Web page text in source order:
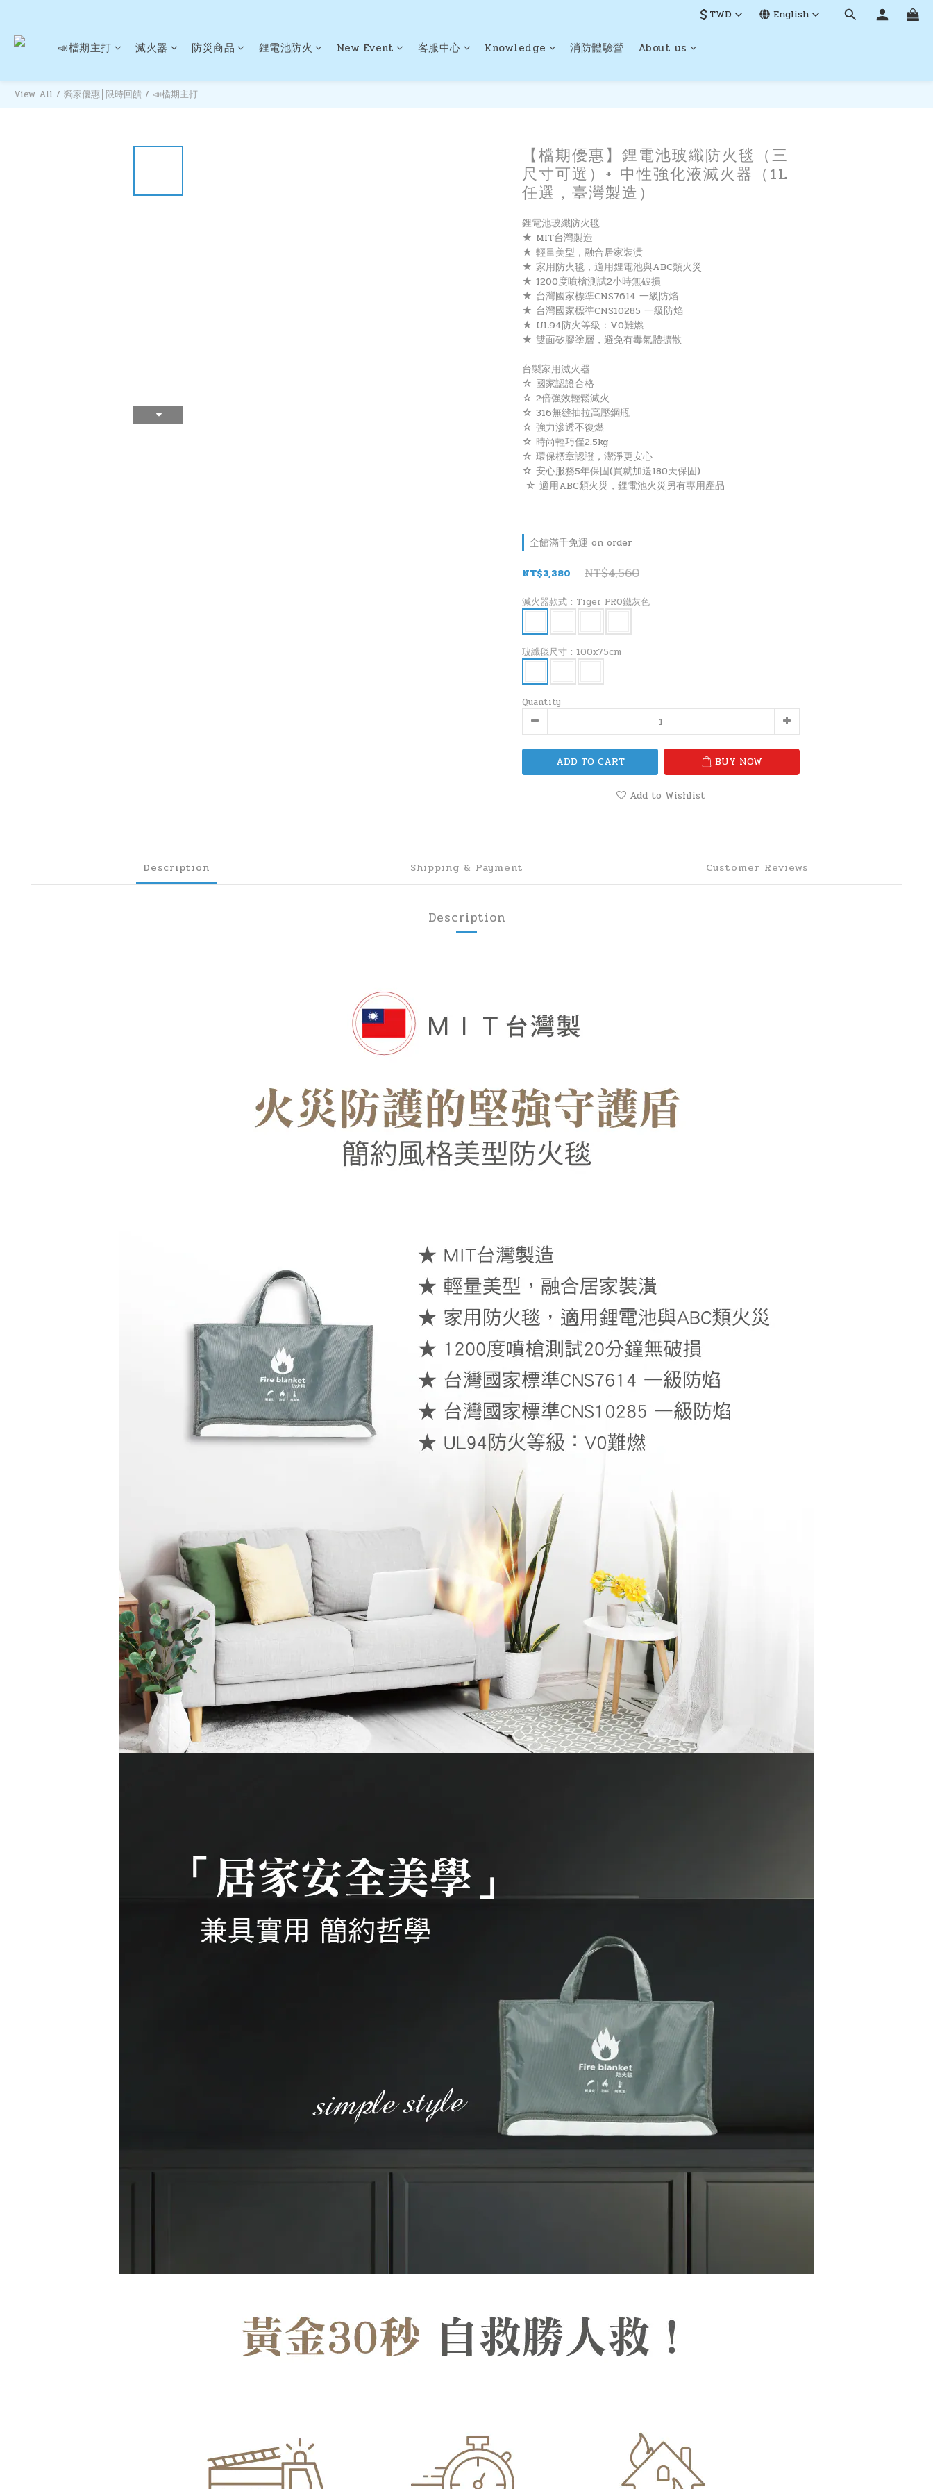
$ TWD English
📣檔期主打 滅火器 防災商品 鋰電池防火 New Event 客服中心 Knowledge 消防體驗營 About us
View All / 獨家優惠│限時回饋 / 📣檔期主打
【檔期優惠】鋰電池玻纖防火毯（三
尺寸可選）+ 中性強化液滅火器（1L
任選，臺灣製造）
鋰電池玻纖防火毯
★ MIT台灣製造
★ 輕量美型，融合居家裝潢
★ 家用防火毯，適用鋰電池與ABC類火災
★ 1200度噴槍測試2小時無破損
★ 台灣國家標準CNS7614 一級防焰
★ 台灣國家標準CNS10285 一級防焰
★ UL94防火等級：V0難燃
★ 雙面矽膠塗層，避免有毒氣體擴散
台製家用滅火器
☆ 國家認證合格
☆ 2倍強效輕鬆滅火
☆ 316無縫抽拉高壓鋼瓶
☆ 強力滲透不復燃
☆ 時尚輕巧僅2.5kg
☆ 環保標章認證，潔淨更安心
☆ 安心服務5年保固(買就加送180天保固)
☆ 適用ABC類火災，鋰電池火災另有專用產品
全館滿千免運 on order
NT$4,560
NT$3,380
滅火器款式 : Tiger PRO鐵灰色
玻纖毯尺寸 : 100x75cm
Quantity
ADD TO CART BUY NOW
Add to Wishlist
Description Shipping & Payment Customer Reviews
Description